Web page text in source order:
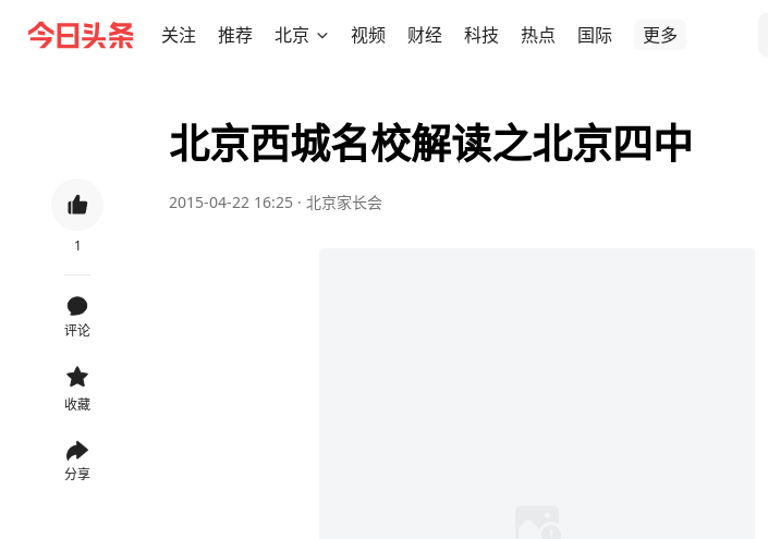
关注 推荐 北京 视频 财经 科技 热点 国际 更多
1
评论
收藏
分享
北京西城名校解读之北京四中
2015-04-22 16:25 · 北京家长会